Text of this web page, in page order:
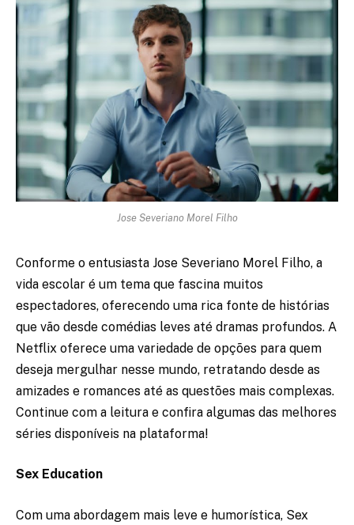
Jose Severiano Morel Filho
Conforme o entusiasta Jose Severiano Morel Filho, a
vida escolar é um tema que fascina muitos
espectadores, oferecendo uma rica fonte de histórias
que vão desde comédias leves até dramas profundos. A
Netflix oferece uma variedade de opções para quem
deseja mergulhar nesse mundo, retratando desde as
amizades e romances até as questões mais complexas.
Continue com a leitura e confira algumas das melhores
séries disponíveis na plataforma!
Sex Education
Com uma abordagem mais leve e humorística, Sex